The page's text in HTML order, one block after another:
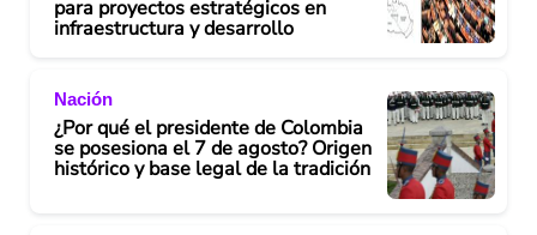
para proyectos estratégicos en
infraestructura y desarrollo
Nación
¿Por qué el presidente de Colombia
se posesiona el 7 de agosto? Origen
histórico y base legal de la tradición